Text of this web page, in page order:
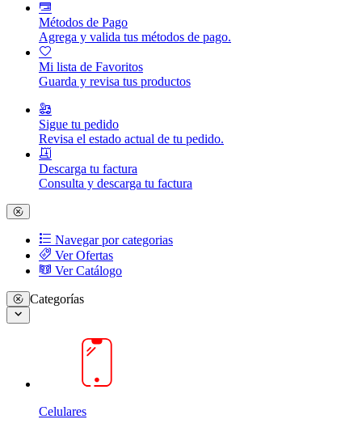
Métodos de Pago
Agrega y valida tus métodos de pago.
Mi lista de Favoritos
Guarda y revisa tus productos
Sigue tu pedido
Revisa el estado actual de tu pedido.
Descarga tu factura
Consulta y descarga tu factura
Navegar por categorias
Ver Ofertas
Ver Catálogo
Categorías
Celulares